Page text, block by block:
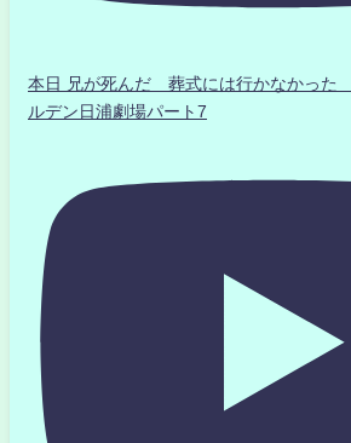
本日 兄が死んだ 葬式には行かなかっ
ルデン日浦劇場パート7